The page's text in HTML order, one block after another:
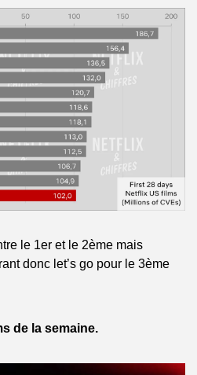
le 1er et le 2ème mais
donc let’s go pour le 3ème
de la semaine.